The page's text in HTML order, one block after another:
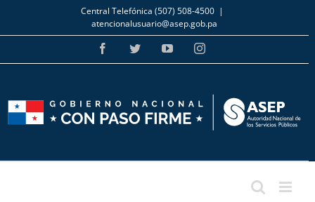
Skip
to
content
Central Telefónica (507) 508-4500 |
atencionalusuario@asep.gob.pa
FacebookTwitterYouTubeInstagram